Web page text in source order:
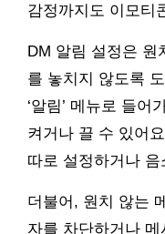
감정까지도 이모티
DM 알림 설정은 원
를 놓치지 않도록
‘알림’ 메뉴로 들어
켜거나 끌 수 있어
따로 설정하거나
더불어, 원치 않는
자를 차단하거나